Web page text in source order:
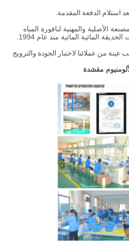
الأصلية والمهنية لنافورة المياه
المائية المائية منذ عام 1994.
عينة من عملائنا لاختبار الجودة والترويج
مقشدة